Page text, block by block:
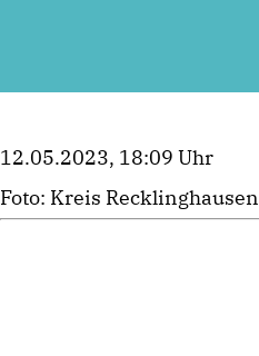
12.05.2023, 18:09 Uhr
Foto: Kreis Recklinghausen